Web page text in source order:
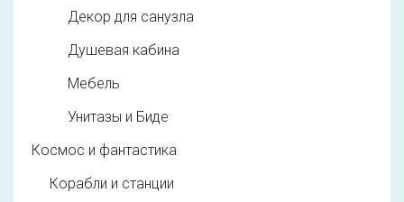
Декор для санузла
Душевая кабина
Мебель
Унитазы и Биде
Космос и фантастика
Корабли и станции